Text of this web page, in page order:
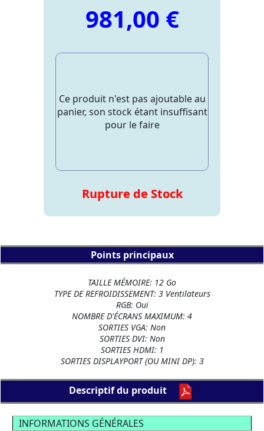
981,00 €
Ce produit n'est pas ajoutable au
panier, son stock étant insuffisant
pour le faire
Rupture de Stock
Points principaux
TAILLE MÉMOIRE: 12 Go
TYPE DE REFROIDISSEMENT: 3 Ventilateurs
RGB: Oui
NOMBRE D'ÉCRANS MAXIMUM: 4
SORTIES VGA: Non
SORTIES DVI: Non
SORTIES HDMI: 1
SORTIES DISPLAYPORT (OU MINI DP): 3
Descriptif du produit
INFORMATIONS GÉNÉRALES